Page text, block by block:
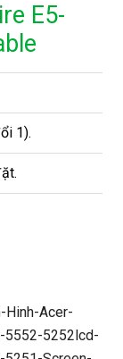
E5-
1).